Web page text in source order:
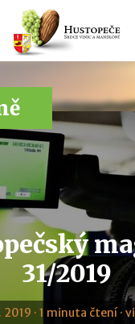
31/2019
2019 · 1 minuta čtení ·